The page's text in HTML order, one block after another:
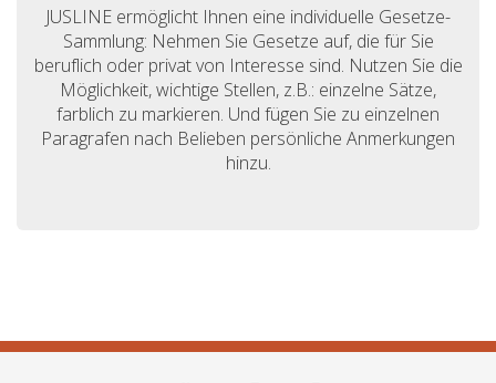
JUSLINE ermöglicht Ihnen eine individuelle Gesetze-
Sammlung: Nehmen Sie Gesetze auf, die für Sie
beruflich oder privat von Interesse sind. Nutzen Sie die
Möglichkeit, wichtige Stellen, z.B.: einzelne Sätze,
farblich zu markieren. Und fügen Sie zu einzelnen
Paragrafen nach Belieben persönliche Anmerkungen
hinzu.